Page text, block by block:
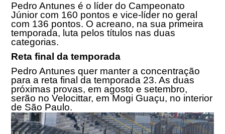
Pedro Antunes é o líder do Campeonato
Júnior com 160 pontos e vice-líder no geral
com 136 pontos. O acreano, na sua primeira
temporada, luta pelos títulos nas duas
categorias.
Reta final da temporada
Pedro Antunes quer manter a concentração
para a reta final da temporada 23. As duas
próximas provas, em agosto e setembro,
serão no Velocittar, em Mogi Guaçu, no interior
de São Paulo.